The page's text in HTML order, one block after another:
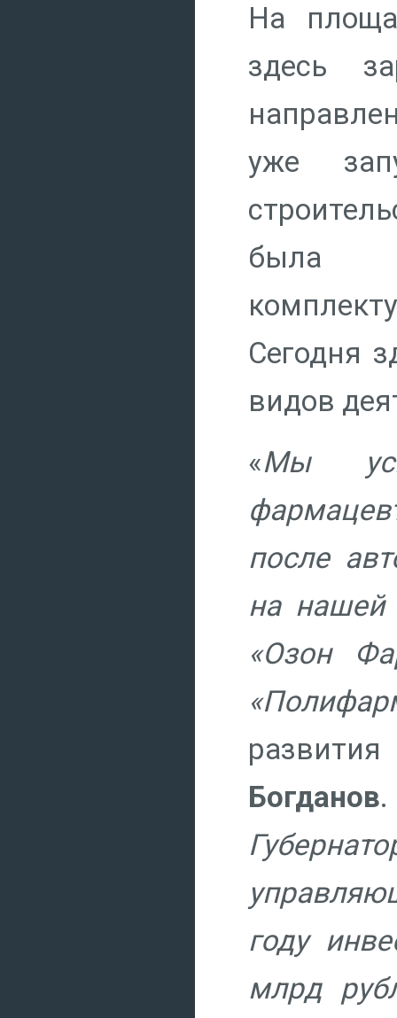
На
здесь
уже
была
Сегодня
видов
«Мы
после
на нашей
«Озон
Богданов
году
млрд